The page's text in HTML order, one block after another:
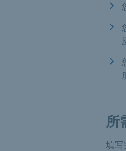
所
填写